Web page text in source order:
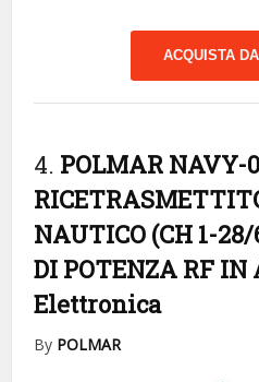
ACQUISTA
4. POLMAR NAVY-
NAUTICO (CH 1-
DI POTENZA RF IN
Elettronica
By POLMAR